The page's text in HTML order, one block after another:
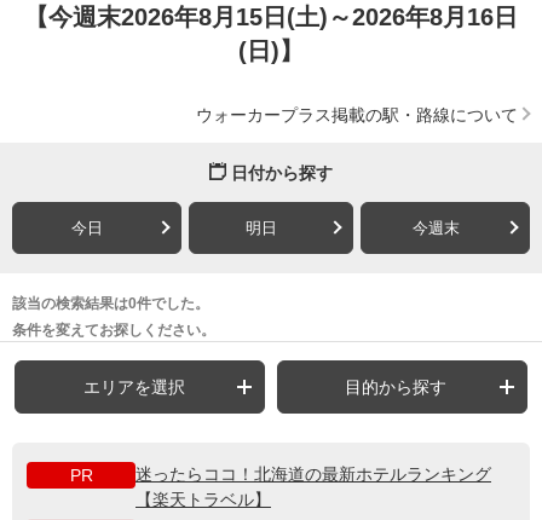
【今週末2026年8月15日(土)～2026年8月16日
(日)】
ウォーカープラス掲載の駅・路線について
日付から探す
今日 明日 今週末
該当の検索結果は0件でした。
条件を変えてお探しください。
エリアを選択 目的から探す
PR
迷ったらココ！北海道の最新ホテルランキング
【楽天トラベル】